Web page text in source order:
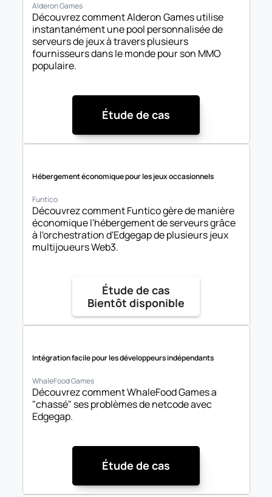
Alderon Games
Découvrez comment Alderon Games utilise
instantanément une pool personnalisée de
serveurs de jeux à travers plusieurs
fournisseurs dans le monde pour son MMO
populaire.
Étude de cas
Hébergement économique pour les jeux occasionnels
Funtico
Découvrez comment Funtico gère de manière
économique l'hébergement de serveurs grâce
à l'orchestration d'Edgegap de plusieurs jeux
multijoueurs Web3.
Étude de cas
Bientôt disponible
Intégration facile pour les développeurs indépendants
WhaleFood Games
Découvrez comment WhaleFood Games a
"chassé" ses problèmes de netcode avec
Edgegap.
Étude de cas